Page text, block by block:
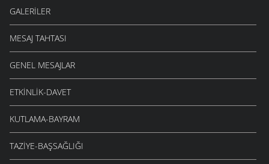
GALERILER
MESAJ TAHTASI
GENEL MESAJLAR
ETKINLIK-DAVET
KUTLAMA-BAYRAM
TAZIYE-BAŞSAĞLIĞI